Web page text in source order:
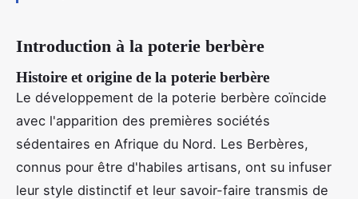
Introduction à la poterie berbère
Histoire et origine de la poterie berbère
Le développement de la poterie berbère coïncide
avec l'apparition des premières sociétés
sédentaires en Afrique du Nord. Les Berbères,
connus pour être d'habiles artisans, ont su infuser
leur style distinctif et leur savoir-faire transmis de